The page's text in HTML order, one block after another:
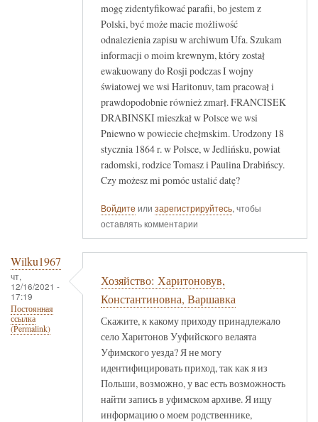
mogę zidentyfikować parafii, bo jestem z
Polski, być może macie możliwość
odnalezienia zapisu w archiwum Ufa. Szukam
informacji o moim krewnym, który został
ewakuowany do Rosji podczas I wojny
światowej we wsi Haritonuv, tam pracował i
prawdopodobnie również zmarł. FRANCISEK
DRABINSKI mieszkał w Polsce we wsi
Pniewno w powiecie chełmskim. Urodzony 18
stycznia 1864 r. w Polsce, w Jedlińsku, powiat
radomski, rodzice Tomasz i Paulina Drabińscy.
Czy możesz mi pomóc ustalić datę?
Войдите или зарегистрируйтесь, чтобы
оставлять комментарии
Wilku1967
чт,
12/16/2021 -
17:19
Постоянная
ссылка
(Permalink)
Хозяйство: Харитоновув,
Константиновна, Варшавка
Скажите, к какому приходу принадлежало
село Харитонов Ууфийского велаята
Уфимского уезда? Я не могу
идентифицировать приход, так как я из
Польши, возможно, у вас есть возможность
найти запись в уфимском архиве. Я ищу
информацию о моем родственнике,